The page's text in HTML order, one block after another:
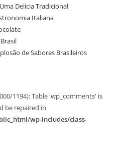
Delícia Tradicional
Italiana
de Sabores Brasileiros
1194): Table 'wp_comments' is
be repaired in
wp-includes/class-